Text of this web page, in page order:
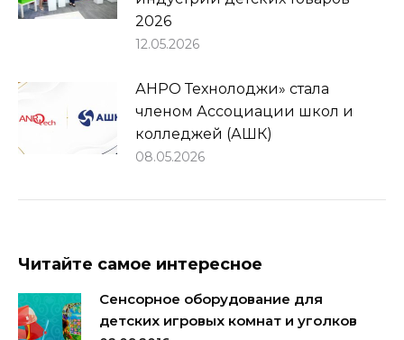
2026
12.05.2026
АНРО Технолоджи» стала
членом Ассоциации школ и
колледжей (АШК)
08.05.2026
Читайте самое интересное
Сенсорное оборудование для
детских игровых комнат и уголков